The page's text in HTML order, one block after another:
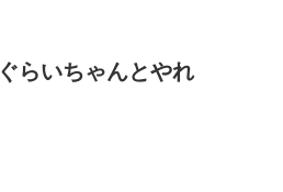
らいちゃんとやれ